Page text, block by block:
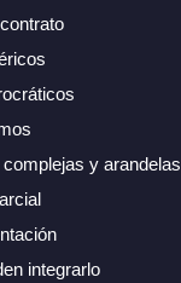
y arandelas
integrarlo